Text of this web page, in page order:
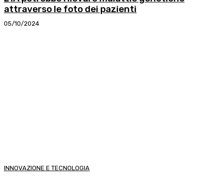
attraverso le foto dei pazienti
05/10/2024
INNOVAZIONE E TECNOLOGIA